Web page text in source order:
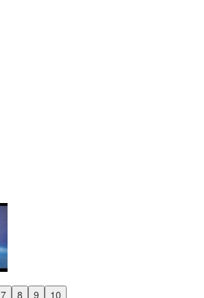
7 8 9 10